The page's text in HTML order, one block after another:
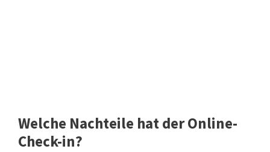
Welche Nachteile hat der Online-
Check-in?